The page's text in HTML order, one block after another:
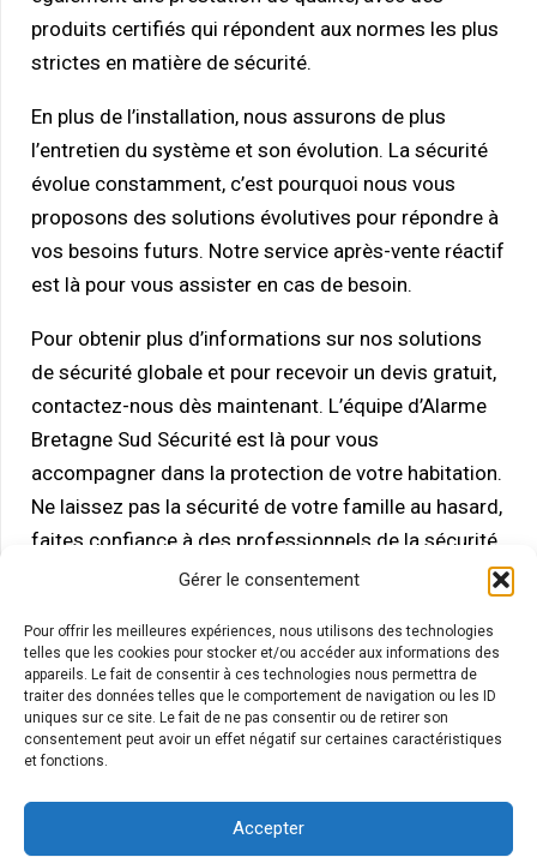
Gérer le consentement
Pour offrir les meilleures expériences, nous utilisons des technologies
telles que les cookies pour stocker et/ou accéder aux informations des
appareils. Le fait de consentir à ces technologies nous permettra de
traiter des données telles que le comportement de navigation ou les ID
uniques sur ce site. Le fait de ne pas consentir ou de retirer son
consentement peut avoir un effet négatif sur certaines caractéristiques
et fonctions.
Accepter
produits certifiés qui répondent aux normes les plus
strictes en matière de sécurité.
En plus de l’installation, nous assurons de plus
l’entretien du système et son évolution. La sécurité
évolue constamment, c’est pourquoi nous vous
proposons des solutions évolutives pour répondre à
vos besoins futurs. Notre service après-vente réactif
est là pour vous assister en cas de besoin.
Pour obtenir plus d’informations sur nos solutions
de sécurité globale et pour recevoir un devis gratuit,
contactez-nous dès maintenant. L’équipe d’Alarme
Bretagne Sud Sécurité est là pour vous
accompagner dans la protection de votre habitation.
Ne laissez pas la sécurité de votre famille au hasard,
faites confiance à des professionnels de la sécurité.